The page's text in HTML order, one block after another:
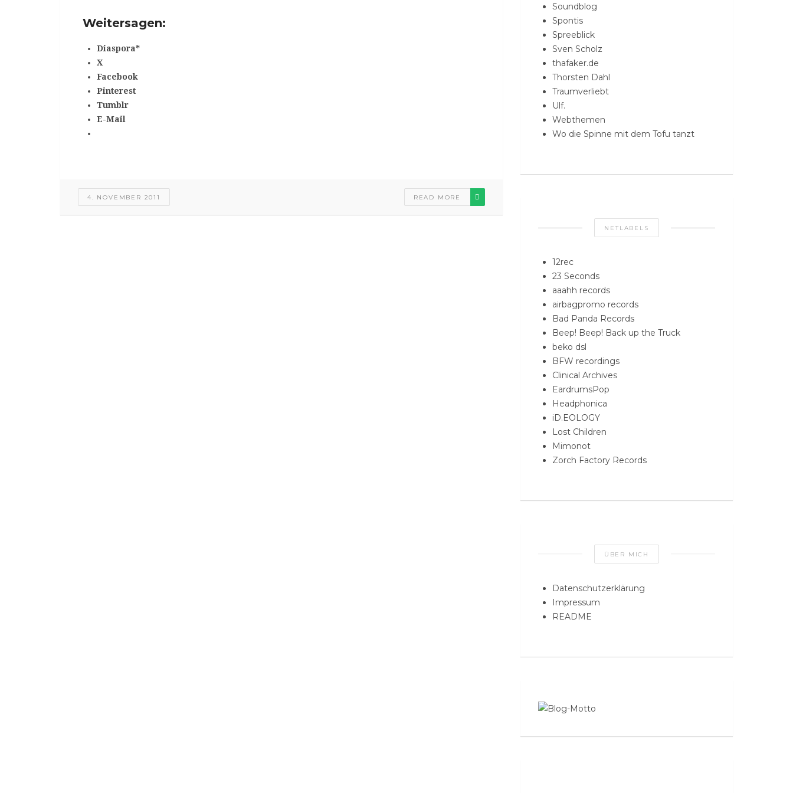
Weitersagen:
Diaspora*
X
Facebook
Pinterest
Tumblr
E-Mail
4. NOVEMBER 2011 READ MORE
Soundblog
Spontis
Spreeblick
Sven Scholz
thafaker.de
Thorsten Dahl
Traumverliebt
Ulf.
Webthemen
Wo die Spinne mit dem Tofu tanzt
NETLABELS
12rec
23 Seconds
aaahh records
airbagpromo records
Bad Panda Records
Beep! Beep! Back up the Truck
beko dsl
BFW recordings
Clinical Archives
EardrumsPop
Headphonica
iD.EOLOGY
Lost Children
Mimonot
Zorch Factory Records
ÜBER MICH
Datenschutzerklärung
Impressum
README